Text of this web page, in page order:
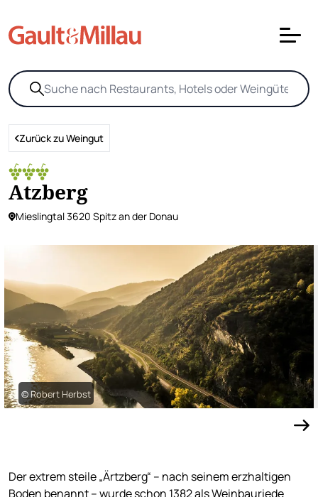
Zurück zu Weingut
Atzberg
Mieslingtal 3620 Spitz an der Donau
© Robert Herbst
Der extrem steile „Ärtzberg“ – nach seinem erzhaltigen
Boden benannt – wurde schon 1382 als Weinbauriede